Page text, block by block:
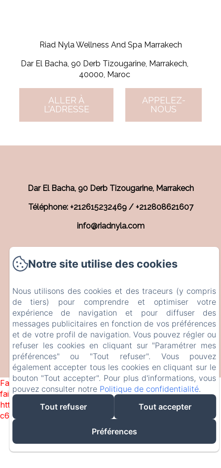
Riad Nyla Wellness And Spa Marrakech
Dar El Bacha, 90 Derb Tizougarine, Marrakech,
40000, Maroc
ALLER À
L'ADRESSE
APPELEZ-
NOUS
Dar El Bacha, 90 Derb Tizougarine, Marrakech
Téléphone: +212615232469 / +212808621607
info@riadnyla.com
Contact
EN
FR
Failed to load BookingEngine/index: Loading chunk 1322
failed. (missing:
https://d1cmur5l0xva3h.cloudfront.net/packs/1322-
c6e932f9d3d27b65-1bf7c4dc6a241241.js)
Notre site utilise des cookies
Nous utilisons des cookies et des traceurs (y compris
de tiers) pour comprendre et optimiser votre
expérience de navigation et pour diffuser des
messages publicitaires en fonction de vos préférences
et de votre profil de navigation. Vous pouvez régler ou
refuser les cookies en cliquant sur "Paramétrer mes
préférences" ou "Tout refuser". Vous pouvez
également accepter tous les cookies en cliquant sur le
bouton "Tout accepter". Pour plus d'informations, vous
pouvez consulter notre Politique de confidentialité.
Tout refuser
Tout accepter
Préférences